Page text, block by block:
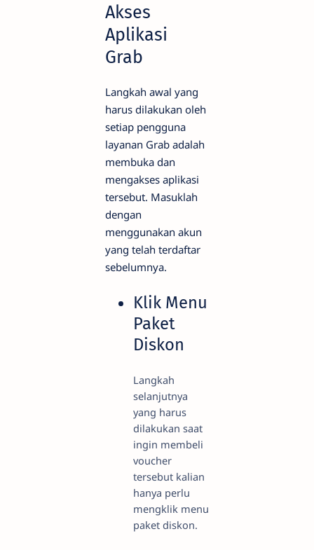
Akses
Aplikasi
Grab
Langkah awal yang
harus dilakukan oleh
setiap pengguna
layanan Grab adalah
membuka dan
mengakses aplikasi
tersebut. Masuklah
dengan
menggunakan akun
yang telah terdaftar
sebelumnya.
Klik Menu
Paket
Diskon
Langkah
selanjutnya
yang harus
dilakukan saat
ingin membeli
voucher
tersebut kalian
hanya perlu
mengklik menu
paket diskon.